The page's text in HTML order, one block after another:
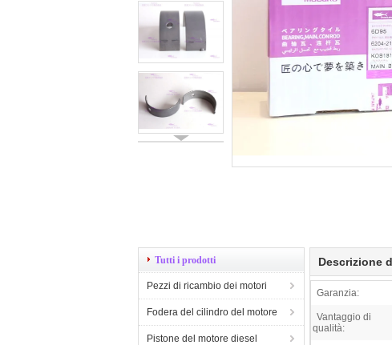
Tutti i prodotti
Pezzi di ricambio dei motori
Fodera del cilindro del motore
Pistone del motore diesel
Descrizione
Garanzia:
Vantaggio di
qualità: